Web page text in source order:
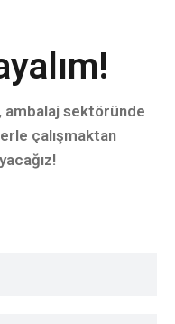
ambalaj sektöründe
çalışmaktan